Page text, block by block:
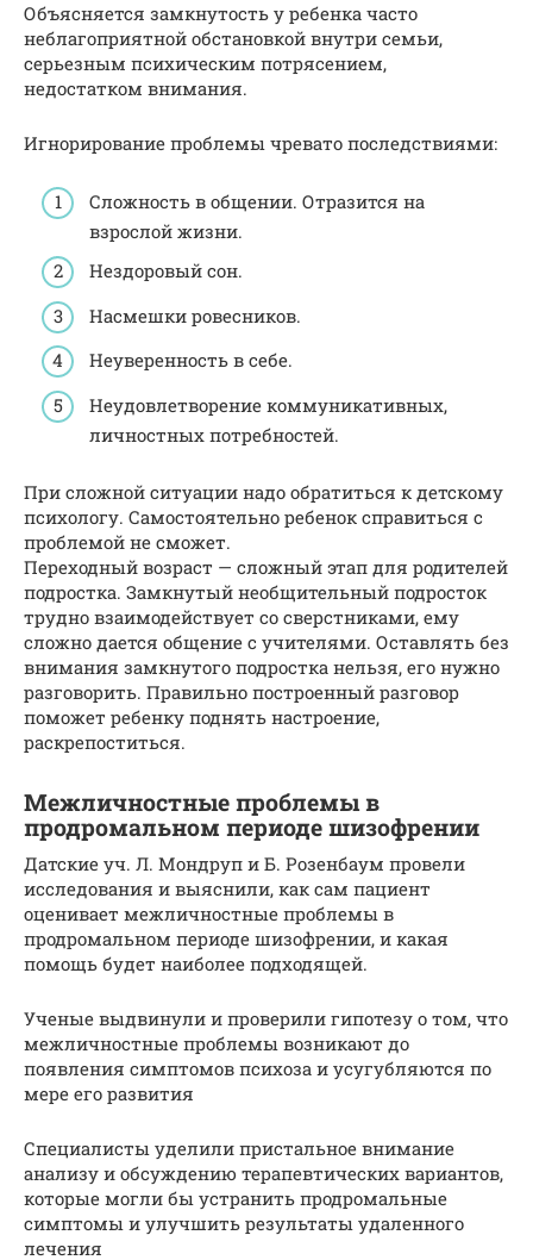
Объясняется замкнутость у ребенка часто
неблагоприятной обстановкой внутри семьи,
серьезным психическим потрясением,
недостатком внимания.
Игнорирование проблемы чревато последствиями:
Сложность в общении. Отразится на
взрослой жизни.
Нездоровый сон.
Насмешки ровесников.
Неуверенность в себе.
Неудовлетворение коммуникативных,
личностных потребностей.
При сложной ситуации надо обратиться к детскому
психологу. Самостоятельно ребенок справиться с
проблемой не сможет.
Переходный возраст — сложный этап для родителей
подростка. Замкнутый необщительный подросток
трудно взаимодействует со сверстниками, ему
сложно дается общение с учителями. Оставлять без
внимания замкнутого подростка нельзя, его нужно
разговорить. Правильно построенный разговор
поможет ребенку поднять настроение,
раскрепоститься.
Межличностные проблемы в
продромальном периоде шизофрении
Датские уч. Л. Мондруп и Б. Розенбаум провели
исследования и выяснили, как сам пациент
оценивает межличностные проблемы в
продромальном периоде шизофрении, и какая
помощь будет наиболее подходящей.
Ученые выдвинули и проверили гипотезу о том, что
межличностные проблемы возникают до
появления симптомов психоза и усугубляются по
мере его развития
Специалисты уделили пристальное внимание
анализу и обсуждению терапевтических вариантов,
которые могли бы устранить продромальные
симптомы и улучшить результаты удаленного
лечения